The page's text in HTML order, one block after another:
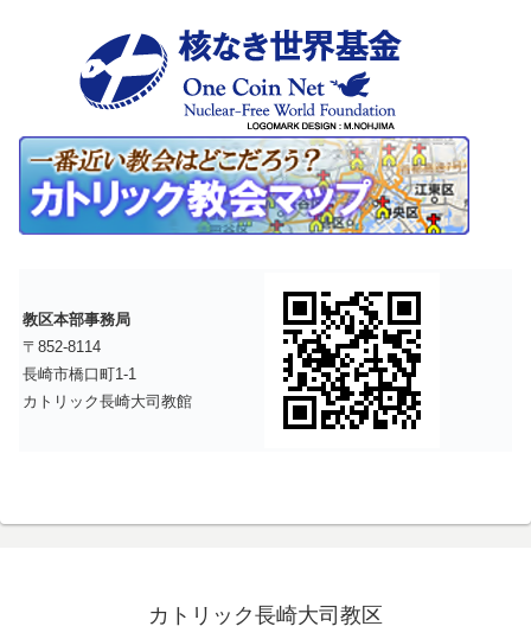
教区本部事務局
〒852-8114
長崎市橋口町1-1
カトリック長崎大司教館
カトリック長崎大司教区